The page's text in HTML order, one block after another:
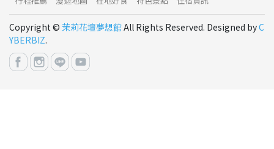
Copyright © 茉莉花壇夢想館All Rights Reserved. Designed byC
YBERBIZ.